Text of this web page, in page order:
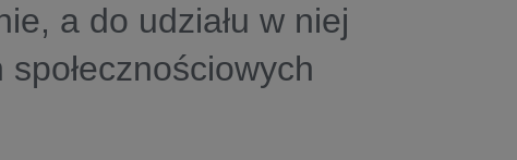
a do udziału w niej